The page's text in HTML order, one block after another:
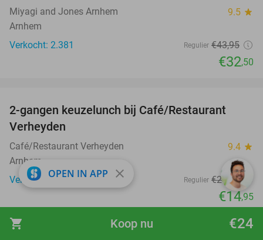
shopping_cart €24
Koop nu
Miyagi and Jones Arnhem 9.5 star
Arnhem
Verkocht: 2.381
Regulier €43,95
€32,50
2-gangen keuzelunch bij Café/Restaurant
Verheyden
Café/Restaurant Verheyden 9.4 star
Arnhem
Verkocht: 196
Regulier €27 ,50
€14,95
OPEN IN APP close